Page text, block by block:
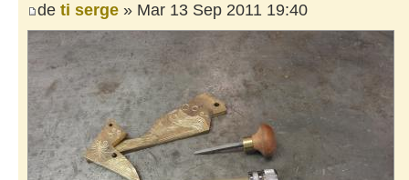
de ti serge » Mar 13 Sep 2011 19:40